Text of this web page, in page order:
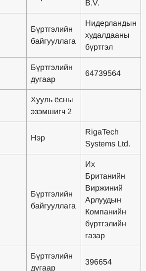
B.V.
Бүртгэлийн
байгууллага
Нидерландын
худалдааны
бүртгэл
Бүртгэлийн
дугаар
64739564
Хууль ёсны
эзэмшигч 2
Нэр
RigaTech
Systems Ltd.
Бүртгэлийн
байгууллага
Их
Британийн
Виржиний
Арлуудын
Компанийн
бүртгэлийн
газар
Бүртгэлийн
дугаар
396654